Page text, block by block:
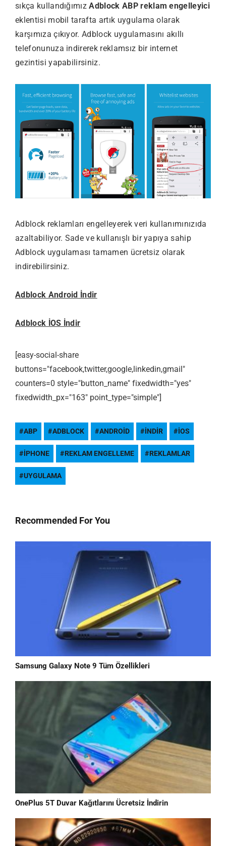
sıkça kullandığımızAdblock ABP reklam engelleyici
eklentisi mobil tarafta artık uygulama olarak
karşımıza çıkıyor. Adblock uygulamasını akıllı
telefonunuza indirerek reklamsız bir internet
gezintisi yapabilirsiniz.
Adblock reklamları engelleyerek veri kullanımınızıda
azaltabiliyor. Sade ve kullanışlı bir yapıya sahip
Adblock uygulaması tamamen ücretsiz olarak
indirebilirsiniz.
Adblock Android İndir
Adblock İOS İndir
[easy-social-share
buttons="facebook,twitter,google,linkedin,gmail"
counters=0 style="button_name" fixedwidth="yes"
fixedwidth_px="163" point_type="simple"]
ABP ADBLOCK ANDROID INDIR IOS
IPHONE REKLAM ENGELLEME REKLAMLAR
UYGULAMA
Recommended For You
Samsung Galaxy Note 9 Tüm Özellikleri
OnePlus 5T Duvar Kağıtlarını Ücretsiz İndirin